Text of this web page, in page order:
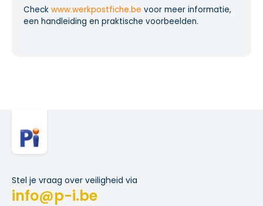
Check www.werkpostfiche.be voor meer informatie,
een handleiding en praktische voorbeelden.
Stel je vraag over veiligheid via
info@p-i.be